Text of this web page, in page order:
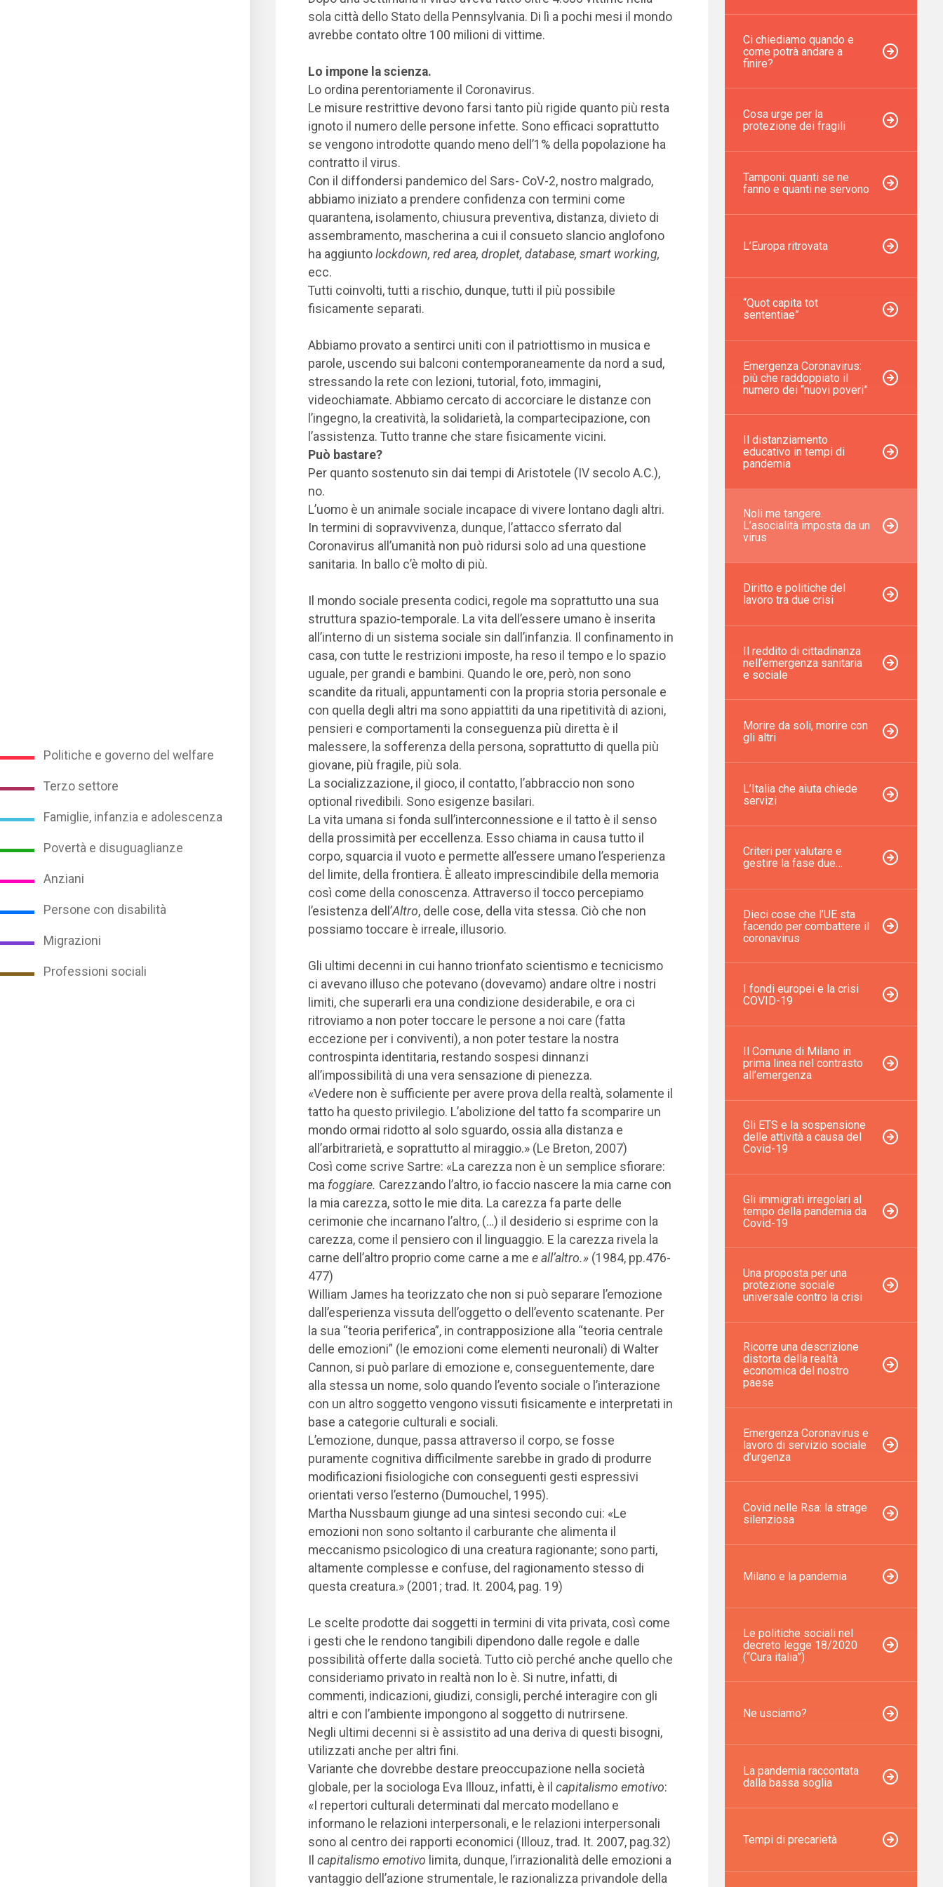
Politiche e governo del welfare
Terzo settore
Famiglie, infanzia e adolescenza
Povertà e disuguaglianze
Anziani
Persone con disabilità
Migrazioni
Professioni sociali
sola città dello Stato della Pennsylvania. Di lì a pochi mesi il mondo
avrebbe contato oltre 100 milioni di vittime.
Lo impone la scienza.
Lo ordina perentoriamente il Coronavirus.
Le misure restrittive devono farsi tanto più rigide quanto più resta
ignoto il numero delle persone infette. Sono efficaci soprattutto
se vengono introdotte quando meno dell’1% della popolazione ha
contratto il virus.
Con il diffondersi pandemico del Sars- CoV-2, nostro malgrado,
abbiamo iniziato a prendere confidenza con termini come
quarantena, isolamento, chiusura preventiva, distanza, divieto di
assembramento, mascherina a cui il consueto slancio anglofono
ha aggiunto lockdown, red area, droplet, database, smart working,
ecc.
Tutti coinvolti, tutti a rischio, dunque, tutti il più possibile
fisicamente separati.
Abbiamo provato a sentirci uniti con il patriottismo in musica e
parole, uscendo sui balconi contemporaneamente da nord a sud,
stressando la rete con lezioni, tutorial, foto, immagini,
videochiamate. Abbiamo cercato di accorciare le distanze con
l’ingegno, la creatività, la solidarietà, la compartecipazione, con
l’assistenza. Tutto tranne che stare fisicamente vicini.
Può bastare?
Per quanto sostenuto sin dai tempi di Aristotele (IV secolo A.C.),
no.
L’uomo è un animale sociale incapace di vivere lontano dagli altri.
In termini di sopravvivenza, dunque, l’attacco sferrato dal
Coronavirus all’umanità non può ridursi solo ad una questione
sanitaria. In ballo c’è molto di più.
Il mondo sociale presenta codici, regole ma soprattutto una sua
struttura spazio-temporale. La vita dell’essere umano è inserita
all’interno di un sistema sociale sin dall’infanzia. Il confinamento in
casa, con tutte le restrizioni imposte, ha reso il tempo e lo spazio
uguale, per grandi e bambini. Quando le ore, però, non sono
scandite da rituali, appuntamenti con la propria storia personale e
con quella degli altri ma sono appiattiti da una ripetitività di azioni,
pensieri e comportamenti la conseguenza più diretta è il
malessere, la sofferenza della persona, soprattutto di quella più
giovane, più fragile, più sola.
La socializzazione, il gioco, il contatto, l’abbraccio non sono
optional rivedibili. Sono esigenze basilari.
La vita umana si fonda sull’interconnessione e il tatto è il senso
della prossimità per eccellenza. Esso chiama in causa tutto il
corpo, squarcia il vuoto e permette all’essere umano l’esperienza
del limite, della frontiera. È alleato imprescindibile della memoria
così come della conoscenza. Attraverso il tocco percepiamo
l’esistenza dell’Altro, delle cose, della vita stessa. Ciò che non
possiamo toccare è irreale, illusorio.
Gli ultimi decenni in cui hanno trionfato scientismo e tecnicismo
ci avevano illuso che potevano (dovevamo) andare oltre i nostri
limiti, che superarli era una condizione desiderabile, e ora ci
ritroviamo a non poter toccare le persone a noi care (fatta
eccezione per i conviventi), a non poter testare la nostra
controspinta identitaria, restando sospesi dinnanzi
all’impossibilità di una vera sensazione di pienezza.
«Vedere non è sufficiente per avere prova della realtà, solamente il
tatto ha questo privilegio. L’abolizione del tatto fa scomparire un
mondo ormai ridotto al solo sguardo, ossia alla distanza e
all’arbitrarietà, e soprattutto al miraggio.» (Le Breton, 2007)
Così come scrive Sartre: «La carezza non è un semplice sfiorare:
ma foggiare. Carezzando l’altro, io faccio nascere la mia carne con
la mia carezza, sotto le mie dita. La carezza fa parte delle
cerimonie che incarnano l’altro, (…) il desiderio si esprime con la
carezza, come il pensiero con il linguaggio. E la carezza rivela la
carne dell’altro proprio come carne a me e all’altro.» (1984, pp.476-
477)
William James ha teorizzato che non si può separare l’emozione
dall’esperienza vissuta dell’oggetto o dell’evento scatenante. Per
la sua “teoria periferica”, in contrapposizione alla “teoria centrale
delle emozioni” (le emozioni come elementi neuronali) di Walter
Cannon, si può parlare di emozione e, conseguentemente, dare
alla stessa un nome, solo quando l’evento sociale o l’interazione
con un altro soggetto vengono vissuti fisicamente e interpretati in
base a categorie culturali e sociali.
L’emozione, dunque, passa attraverso il corpo, se fosse
puramente cognitiva difficilmente sarebbe in grado di produrre
modificazioni fisiologiche con conseguenti gesti espressivi
orientati verso l’esterno (Dumouchel, 1995).
Martha Nussbaum giunge ad una sintesi secondo cui: «Le
emozioni non sono soltanto il carburante che alimenta il
meccanismo psicologico di una creatura ragionante; sono parti,
altamente complesse e confuse, del ragionamento stesso di
questa creatura.» (2001; trad. It. 2004, pag. 19)
Le scelte prodotte dai soggetti in termini di vita privata, così come
i gesti che le rendono tangibili dipendono dalle regole e dalle
possibilità offerte dalla società. Tutto ciò perché anche quello che
consideriamo privato in realtà non lo è. Si nutre, infatti, di
commenti, indicazioni, giudizi, consigli, perché interagire con gli
altri e con l’ambiente impongono al soggetto di nutrirsene.
Negli ultimi decenni si è assistito ad una deriva di questi bisogni,
utilizzati anche per altri fini.
Variante che dovrebbe destare preoccupazione nella società
globale, per la sociologa Eva Illouz, infatti, è il capitalismo emotivo:
«I repertori culturali determinati dal mercato modellano e
informano le relazioni interpersonali, e le relazioni interpersonali
sono al centro dei rapporti economici (Illouz, trad. It. 2007, pag.32)
Il capitalismo emotivo limita, dunque, l’irrazionalità delle emozioni a
vantaggio dell’azione strumentale, le razionalizza privandole della
Ci chiediamo quando e
come potrà andare a
finire?
Cosa urge per la
protezione dei fragili
Tamponi: quanti se ne
fanno e quanti ne servono
L’Europa ritrovata
“Quot capita tot
sententiae”
Emergenza Coronavirus:
più che raddoppiato il
numero dei “nuovi poveri”
Il distanziamento
educativo in tempi di
pandemia
Noli me tangere.
L’asocialità imposta da un
virus
Diritto e politiche del
lavoro tra due crisi
Il reddito di cittadinanza
nell’emergenza sanitaria
e sociale
Morire da soli, morire con
gli altri
L’Italia che aiuta chiede
servizi
Criteri per valutare e
gestire la fase due…
Dieci cose che l’UE sta
facendo per combattere il
coronavirus
I fondi europei e la crisi
COVID-19
Il Comune di Milano in
prima linea nel contrasto
all’emergenza
Gli ETS e la sospensione
delle attività a causa del
Covid-19
Gli immigrati irregolari al
tempo della pandemia da
Covid-19
Una proposta per una
protezione sociale
universale contro la crisi
Ricorre una descrizione
distorta della realtà
economica del nostro
paese
Emergenza Coronavirus e
lavoro di servizio sociale
d’urgenza
Covid nelle Rsa: la strage
silenziosa
Milano e la pandemia
Le politiche sociali nel
decreto legge 18/2020
(“Cura italia”)
Ne usciamo?
La pandemia raccontata
dalla bassa soglia
Tempi di precarietà